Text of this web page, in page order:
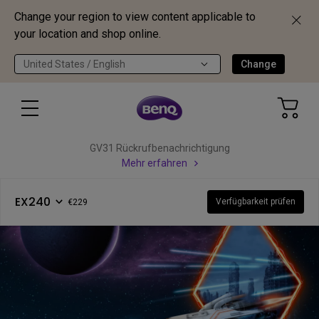
Change your region to view content applicable to
your location and shop online.
United States / English Change
GV31 Rückrufbenachrichtigung
Mehr erfahren
EX240 €229 Verfügbarkeit prüfen